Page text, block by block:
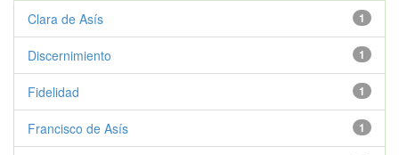
1
Clara de Asís
1
Discernimiento
1
Fidelidad
1
Francisco de Asís